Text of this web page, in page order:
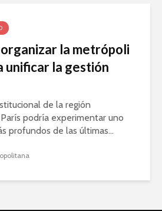
la metrópoli
unificar la gestión
de la región
podría experimentar uno
profundos de las últimas...